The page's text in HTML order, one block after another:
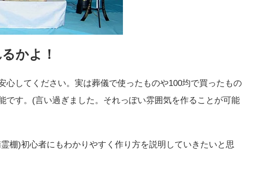
かよ！
心してください。実は葬儀で使ったものや100均で買ったもの
です。(言い過ぎました。それっぽい雰囲気を作ることが可能
棚)初心者にもわかりやすく作り方を説明していきたいと思